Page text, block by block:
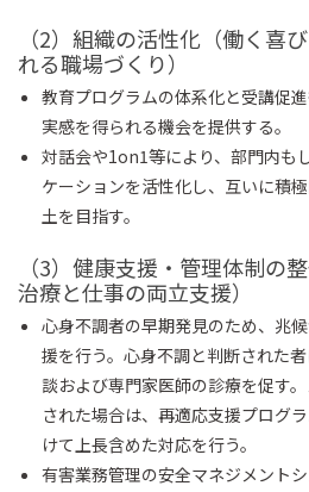
（2）組織の活性化（働く喜
れる職場づくり）
教育プログラムの体系化と受講促
実感を得られる機会を提供する。
対話会や1on1等により、部門内も
ケーションを活性化し、互いに積
土を目指す。
（3）健康支援・管理体制の
治療と仕事の両立支援）
心身不調者の早期発見のため、兆
援を行う。心身不調と判断された
談および専門家医師の診療を促す
された場合は、再適応支援プログ
けて上長含めた対応を行う。
有害業務管理の安全マネジメント